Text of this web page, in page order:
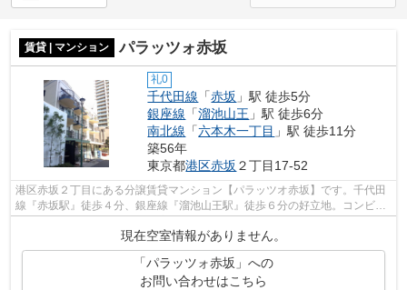
賃貸 | マンション パラッツォ赤坂
礼0
千代田線 「赤坂 」駅 徒歩5分
銀座線 「溜池山王 」駅 徒歩6分
南北線 「六本木一丁目 」駅 徒歩11分
築56年
東京都港区赤坂 ２丁目17-52
港区赤坂２丁目にある分譲賃貸マンション【パラッツオ赤坂】です。千代田
線『赤坂駅』徒歩４分、銀座線『溜池山王駅』徒歩６分の好立地。コンビニ
現在空室情報がありません。
「パラッツォ赤坂」への
お問い合わせはこちら